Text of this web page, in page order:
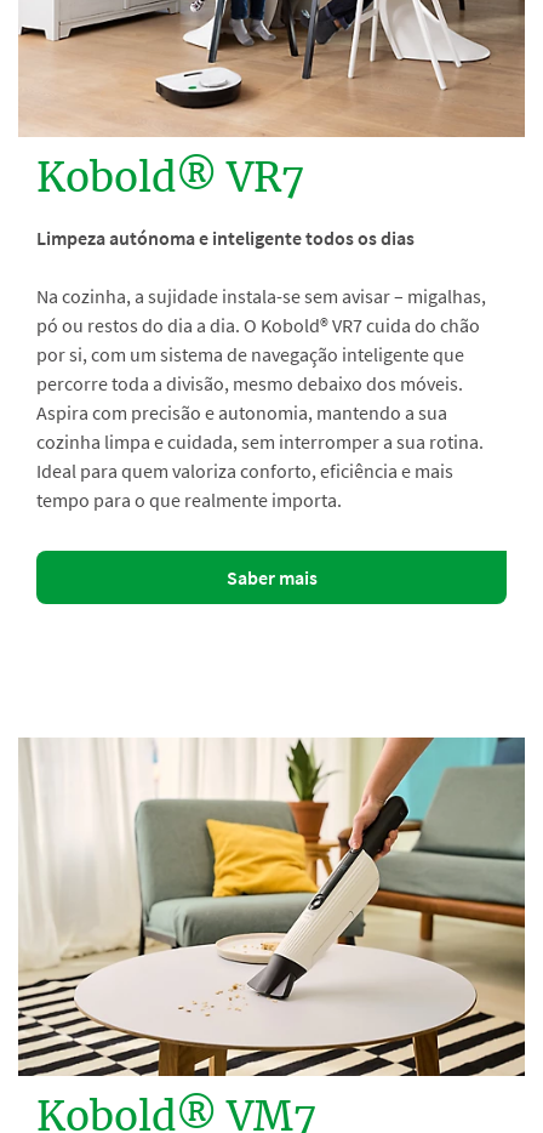
Kobold® VR7
Limpeza autónoma e inteligente todos os dias
Na cozinha, a sujidade instala-se sem avisar – migalhas,
pó ou restos do dia a dia. O Kobold® VR7 cuida do chão
por si, com um sistema de navegação inteligente que
percorre toda a divisão, mesmo debaixo dos móveis.
Aspira com precisão e autonomia, mantendo a sua
cozinha limpa e cuidada, sem interromper a sua rotina.
Ideal para quem valoriza conforto, eficiência e mais
tempo para o que realmente importa.
Saber mais
Kobold® VM7